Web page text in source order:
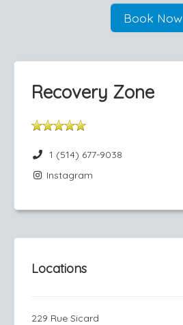
Book Now
Recovery Zone
1 (514) 677-9038
Instagram
Locations
229 Rue Sicard